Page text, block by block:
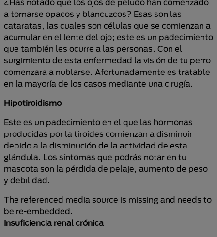
¿Has notado que los ojos de peludo han comenzado
a tornarse opacos y blancuzcos? Esas son las
cataratas, las cuales son células que se comienzan a
acumular en el lente del ojo; este es un padecimiento
que también les ocurre a las personas. Con el
surgimiento de esta enfermedad la visión de tu perro
comenzara a nublarse. Afortunadamente es tratable
en la mayoría de los casos mediante una cirugía.
Hipotiroidismo
Este es un padecimiento en el que las hormonas
producidas por la tiroides comienzan a disminuir
debido a la disminución de la actividad de esta
glándula. Los síntomas que podrás notar en tu
mascota son la pérdida de pelaje, aumento de peso
y debilidad.
The referenced media source is missing and needs to
be re-embedded.
Insuficiencia renal crónica